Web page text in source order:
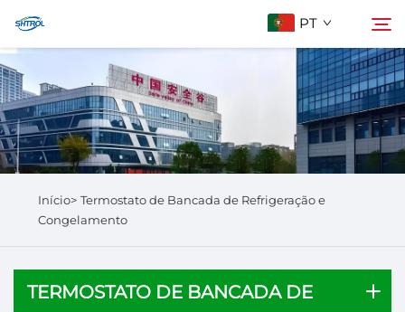
PT
Sobre Nós
Produtos
Entre em Contato
Pesquisar
Início> Termostato de Bancada de Refrigeração e
Congelamento
TERMOSTATO DE BANCADA DE